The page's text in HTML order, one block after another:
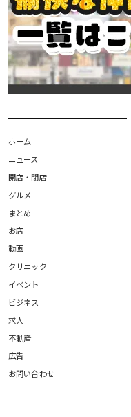
ホーム
ニュース
開店・閉店
グルメ
まとめ
お店
動画
クリニック
イベント
ビジネス
求人
不動産
広告
お問い合わせ